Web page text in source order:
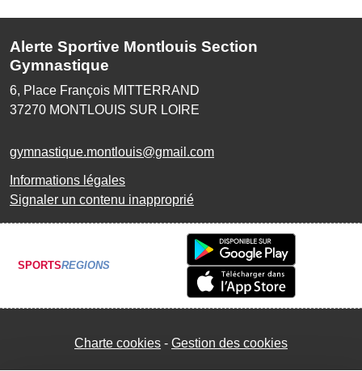
Alerte Sportive Montlouis Section
Gymnastique
6, Place François MITTERRAND
37270 MONTLOUIS SUR LOIRE
gymnastique.montlouis@gmail.com
Informations légales
Signaler un contenu inapproprié
SPORTSREGIONS
Charte cookies Gestion des cookies